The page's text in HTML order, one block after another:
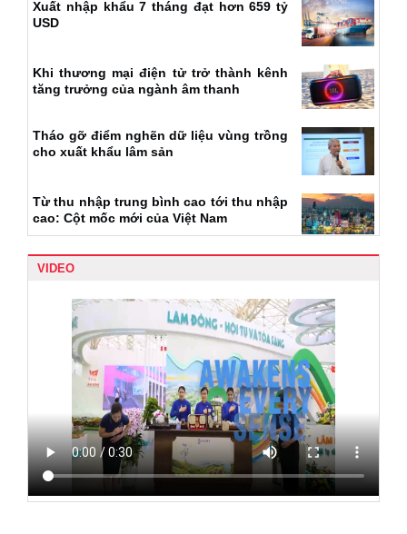
Xuất nhập khẩu 7 tháng đạt hơn 659 tỷ
USD
Khi thương mại điện tử trở thành kênh
tăng trưởng của ngành âm thanh
Tháo gỡ điểm nghẽn dữ liệu vùng trồng
cho xuất khẩu lâm sản
Từ thu nhập trung bình cao tới thu nhập
cao: Cột mốc mới của Việt Nam
VIDEO